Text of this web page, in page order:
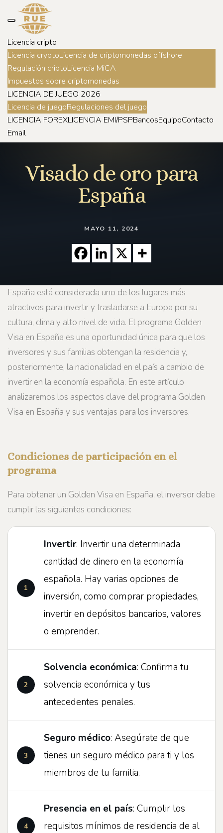
Licencia cripto
Licencia cryptoLicencia de criptomonedas offshore
Regulación criptoLicencia MiCA
Impuestos sobre criptomonedas
LICENCIA DE JUEGO 2026
Licencia de juegoRegulaciones del juego
LICENCIA FOREXLICENCIA EMI/PSPBancosEquipoContacto
Email
Visado de oro para
España
MAYO 11, 2024
España está considerada uno de los lugares más
atractivos para invertir y trasladarse a Europa por su
cultura, clima y alto nivel de vida. El programa Golden
Visa en España es una oportunidad única para que los
inversores y sus familias obtengan la residencia y,
posteriormente, la nacionalidad en el país a cambio de
invertir en la economía española. En este artículo
analizaremos los aspectos clave del programa Golden
Visa en España y sus ventajas para los inversores.
Condiciones de participación en el
programa
Para obtener un Golden Visa en España, el inversor debe
cumplir las siguientes condiciones:
Invertir: Invertir una determinada
cantidad de dinero en la economía
española. Hay varias opciones de
inversión, como comprar propiedades,
invertir en depósitos bancarios, valores
o emprender.
Solvencia económica: Confirma tu
solvencia económica y tus
antecedentes penales.
Seguro médico: Asegúrate de que
tienes un seguro médico para ti y los
miembros de tu familia.
Presencia en el país: Cumplir los
requisitos mínimos de residencia de al